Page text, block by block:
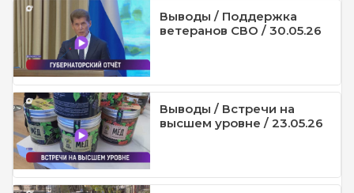
Выводы / Поддержка
ветеранов СВО / 30.05.26
Выводы / Встречи на
высшем уровне / 23.05.26